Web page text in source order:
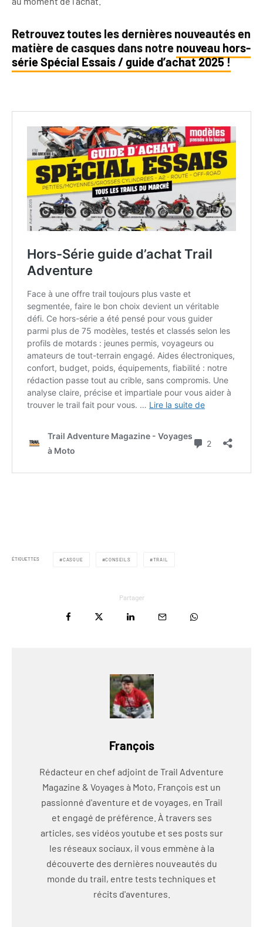
Retrouvez toutes les dernières nouveautés en
matière de casques dans notre nouveau hors-
série Spécial Essais / guide d’achat 2025 !
ÉTIQUETTES CASQUE CONSEILS TRAIL
Partager
François
Rédacteur en chef adjoint de Trail Adventure
Magazine & Voyages à Moto, François est un
passionné d'aventure et de voyages, en Trail
et engagé de préférence. À travers ses
articles, ses vidéos youtube et ses posts sur
les réseaux sociaux, il vous emmène à la
découverte des dernières nouveautés du
monde du trail, entre tests techniques et
récits d'aventures.